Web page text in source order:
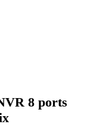
8 ports